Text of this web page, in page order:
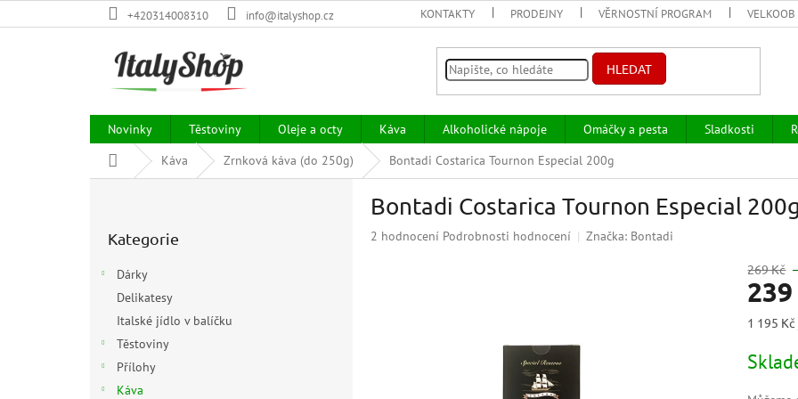
na
+420314008310 info@italyshop.cz KONTAKTY PRODEJNY VĚRNOSTNÍ PROGRAM
HLEDAT
Novinky Těstoviny Oleje a octy Káva Alkoholické nápoje Omáčky a pesta Sladkosti
Domů
Káva Zrnková káva (do 250g) Bontadi Costarica Tournon Especial 200g
kategorie
Kategorie
Dárky
Delikatesy
Italské jídlo v balíčku
Těstoviny
Přílohy
Káva
Bontadi Costarica Tournon Especial 200g
Průměrné
2 hodnocení Podrobnosti hodnocení Značka: Bontadi
269 Kč
Měrná
1 195